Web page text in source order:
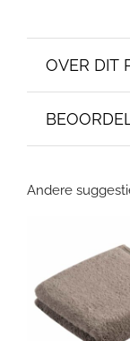
OVER DIT
Andere